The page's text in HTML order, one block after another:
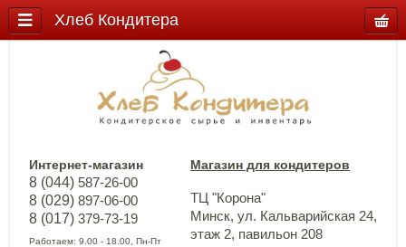
Интернет-магазин
8 (044) 587-26-00
8 (029) 897-06-00
8 (017) 379-73-19
Работаем: 9.00 - 18.00, Пн-Пт
Магазин для кондитеров
ТЦ "Корона"
Минск, ул. Кальварийская 24,
этаж 2, павильон 208
Хлеб Кондитера